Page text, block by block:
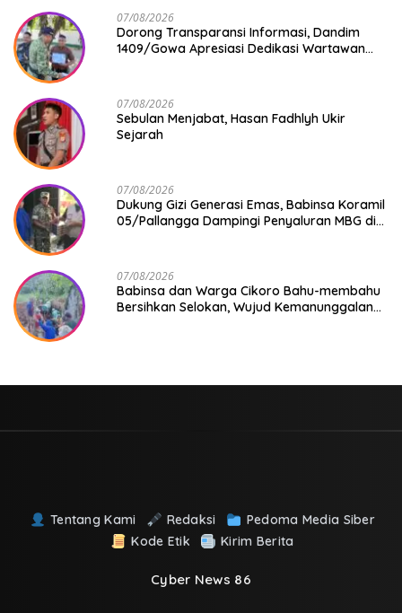
07/08/2026
Dorong Transparansi Informasi, Dandim
1409/Gowa Apresiasi Dedikasi Wartawan
07/08/2026
Sebulan Menjabat, Hasan Fadhlyh Ukir
Sejarah
07/08/2026
Dukung Gizi Generasi Emas, Babinsa Koramil
05/Pallangga Dampingi Penyaluran MBG di
07/08/2026
Babinsa dan Warga Cikoro Bahu-membahu
Bersihkan Selokan, Wujud Kemanunggalan
Tentang Kami Redaksi
Pedoma Media Siber
Kode Etik
Kirim Berita
Cyber News 86